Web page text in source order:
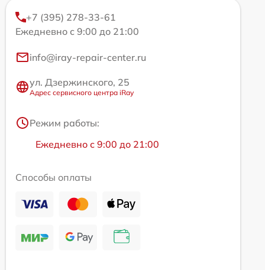
+7 (395) 278-33-61
Ежедневно с 9:00 до 21:00
info@iray-repair-center.ru
ул. Дзержинского, 25
Адрес сервисного центра iRay
Режим работы:
Ежедневно с 9:00 до 21:00
Способы оплаты